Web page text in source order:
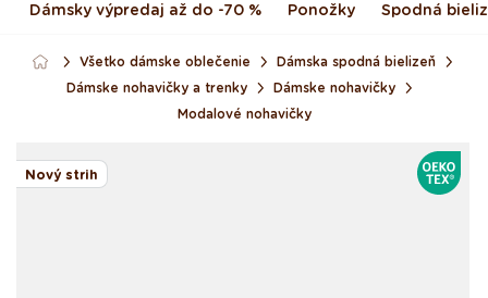
Dámsky výpredaj až do -70 % Ponožky Spodná
Všetko dámske oblečenie
Dámska spodná bielizeň
Dámske nohavičky a trenky
Dámske nohavičky
Modalové nohavičky
Nový strih
o produkte